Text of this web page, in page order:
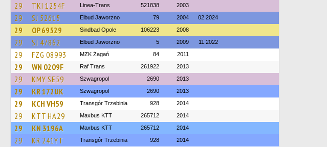
29 TKI 1254F Linea-Trans 521838 2003
29 SJ 52615 Elbud Jaworzno 79 2004 02.2024
29 OP 69529 Sindbad Opole 106223 2008
29 SJ 47862 Elbud Jaworzno 5 2009 11.2022
29 FZG 08993 MZK Żagań 84 2011
29 WN 0209F Raf Trans 261922 2013
29 KMY SE59 Szwagropol 2690 2013
29 KR 172UK Szwagropol 2690 2013
29 KCH VH59 Transgór Trzebinia 928 2014
29 KTT HA29 Maxbus KTT 265712 2014
29 KN 3196A Maxbus KTT 265712 2014
29 KR 241YT Transgór Trzebinia 928 2014